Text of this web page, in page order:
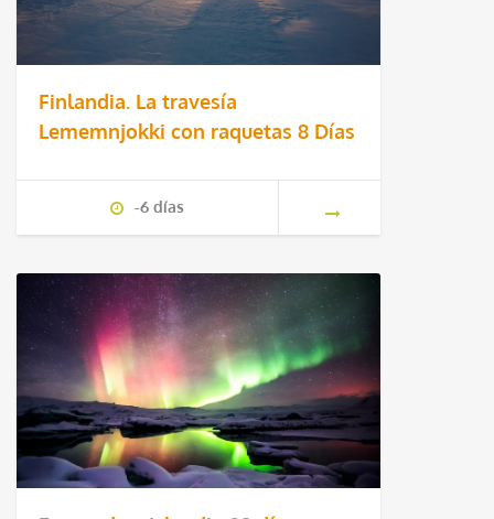
Finlandia. La travesía
Lememnjokki con raquetas 8 Días
-6 días